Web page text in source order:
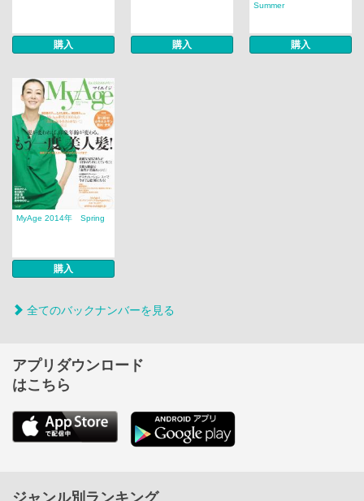
購入 購入
Summer
購入
MyAge 2014年 Spring
購入
全てのバックナンバーを見る
アプリダウンロード
はこちら